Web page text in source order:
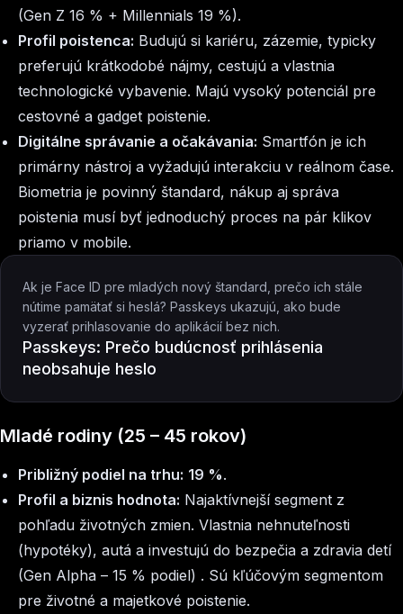
(Gen Z 16 % + Millennials 19 %).
Profil poistenca: Budujú si kariéru, zázemie, typicky
preferujú krátkodobé nájmy, cestujú a vlastnia
technologické vybavenie. Majú vysoký potenciál pre
cestovné a gadget poistenie.
Digitálne správanie a očakávania: Smartfón je ich
primárny nástroj a vyžadujú interakciu v reálnom čase.
Biometria je povinný štandard, nákup aj správa
poistenia musí byť jednoduchý proces na pár klikov
priamo v mobile.
Ak je Face ID pre mladých nový štandard, prečo ich stále
nútime pamätať si heslá? Passkeys ukazujú, ako bude
vyzerať prihlasovanie do aplikácií bez nich.
Passkeys: Prečo budúcnosť prihlásenia
neobsahuje heslo
Mladé rodiny (25 – 45 rokov)
Približný podiel na trhu: 19 %.
Profil a biznis hodnota: Najaktívnejší segment z
pohľadu životných zmien. Vlastnia nehnuteľnosti
(hypotéky), autá a investujú do bezpečia a zdravia detí
(Gen Alpha – 15 % podiel) . Sú kľúčovým segmentom
pre životné a majetkové poistenie.